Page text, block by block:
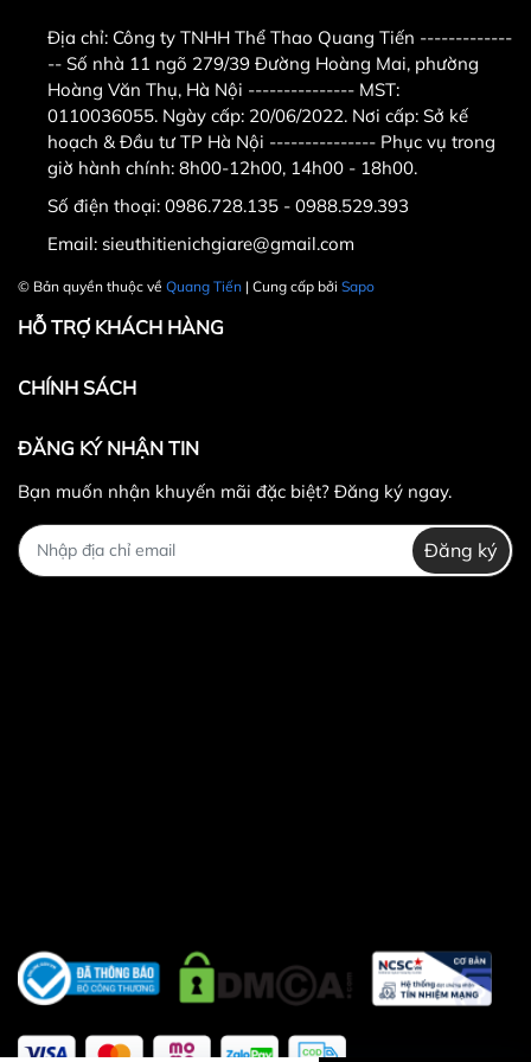
Địa chỉ: Công ty TNHH Thể Thao Quang Tiến -------------
-- Số nhà 11 ngõ 279/39 Đường Hoàng Mai, phường
Hoàng Văn Thụ, Hà Nội --------------- MST:
0110036055. Ngày cấp: 20/06/2022. Nơi cấp: Sở kế
hoạch & Đầu tư TP Hà Nội --------------- Phục vụ trong
giờ hành chính: 8h00-12h00, 14h00 - 18h00.
Số điện thoại: 0986.728.135 - 0988.529.393
Email: sieuthitienichgiare@gmail.com
© Bản quyền thuộc về Quang Tiến | Cung cấp bởi Sapo
HỖ TRỢ KHÁCH HÀNG
CHÍNH SÁCH
ĐĂNG KÝ NHẬN TIN
Bạn muốn nhận khuyến mãi đặc biệt? Đăng ký ngay.
Đăng ký